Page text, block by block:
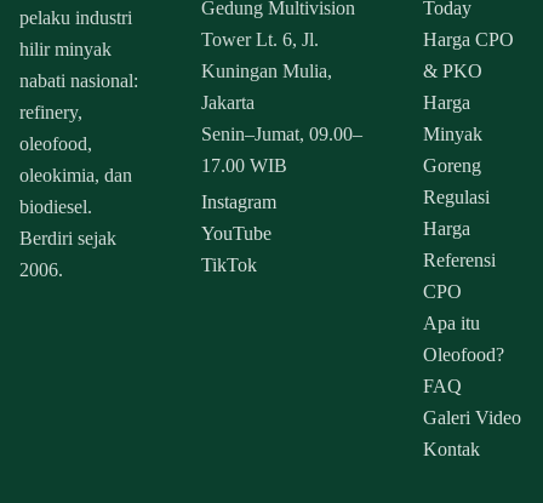
pelaku industri
hilir minyak
nabati nasional:
refinery,
oleofood,
oleokimia, dan
biodiesel.
Berdiri sejak
2006.
Gedung Multivision
Tower Lt. 6, Jl.
Kuningan Mulia,
Jakarta
Senin–Jumat, 09.00–
17.00 WIB
Instagram
YouTube
TikTok
Today
Harga CPO
& PKO
Harga
Minyak
Goreng
Regulasi
Harga
Referensi
CPO
Apa itu
Oleofood?
FAQ
Galeri Video
Kontak